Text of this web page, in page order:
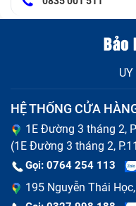
Màn hình bị
Màn hình bị cháy
không phù hợp,
toàn của bạn và
Hư màn hình có
phận khác của
HỆ THỐNG CỬA
1E Đường 3 tháng 2,
(1E Đường 3 tháng 2,
Gọi: 0764 254 113
195 Nguyễn Thái